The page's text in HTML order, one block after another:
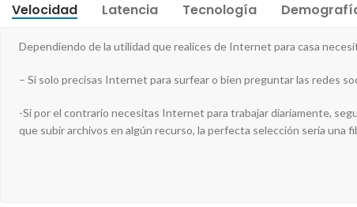
Velocidad Latencia Tecnología
Dependiendo de la utilidad que realices de Internet para casa
– Si solo precisas Internet para surfear o bien preguntar las redes
-Si por el contrario necesitas Internet para trabajar diariamente,
que subir archivos en algún recurso, la perfecta selección sería una